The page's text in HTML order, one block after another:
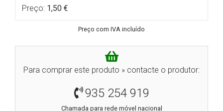
Preço: 1,50 €
Preço com IVA incluído
Para comprar este produto » contacte o produtor:
935 254 919
Chamada para rede móvel nacional